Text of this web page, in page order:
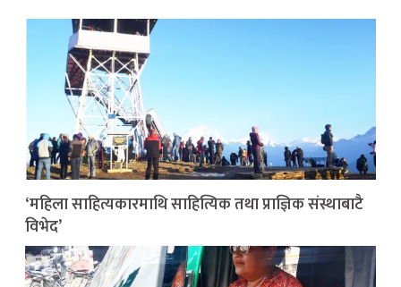
‘महिला साहित्यकारमाथि साहित्यिक तथा प्राज्ञिक संस्थाबाटै
विभेद’